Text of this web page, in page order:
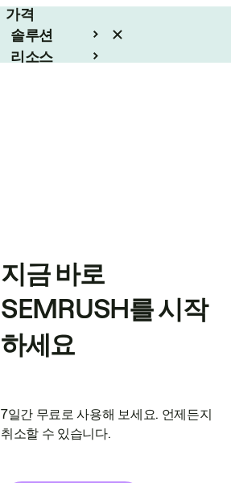
가격
솔루션
리소스
지금 바로
SEMRUSH를 시작
하세요
7일간 무료로 사용해 보세요. 언제든지
취소할 수 있습니다.